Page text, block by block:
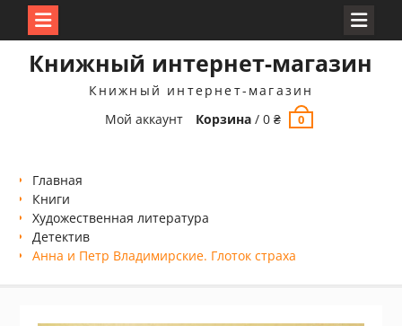
Книжный интернет-магазин
Книжный интернет-магазин
Мой аккаунт
Корзина /0₴ 0
Главная
Книги
Xудожественная литература
Детектив
Анна и Петр Владимирские. Глоток страха